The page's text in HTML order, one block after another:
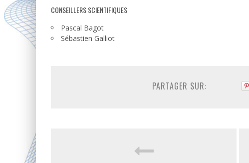
CONSEILLERS SCIENTIFIQUES
Pascal Bagot
Sébastien Galliot
PARTAGER SUR: